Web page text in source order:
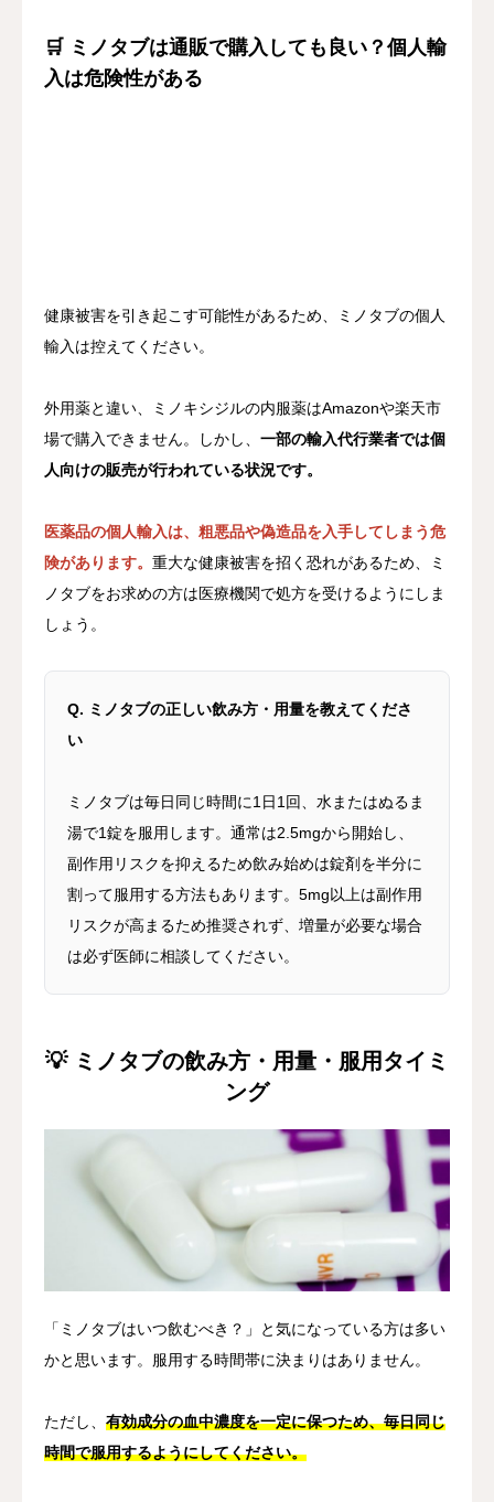
🛒 ミノタブは通販で購入しても良い？個人輸
入は危険性がある
健康被害を引き起こす可能性があるため、ミノタブの個人
輸入は控えてください。
外用薬と違い、ミノキシジルの内服薬はAmazonや楽天市
場で購入できません。しかし、 一部の輸入代行業者では個
人向けの販売が行われている状況です。
医薬品の個人輸入は、粗悪品や偽造品を入手してしまう危
険があります。 重大な健康被害を招く恐れがあるため、ミ
ノタブをお求めの方は医療機関で処方を受けるようにしま
しょう。
Q. ミノタブの正しい飲み方・用量を教えてくださ
い
ミノタブは毎日同じ時間に1日1回、水またはぬるま
湯で1錠を服用します。通常は2.5mgから開始し、
副作用リスクを抑えるため飲み始めは錠剤を半分に
割って服用する方法もあります。5mg以上は副作用
リスクが高まるため推奨されず、増量が必要な場合
は必ず医師に相談してください。
💡 ミノタブの飲み方・用量・服用タイミ
ング
「ミノタブはいつ飲むべき？」と気になっている方は多い
かと思います。服用する時間帯に決まりはありません。
ただし、 有効成分の血中濃度を一定に保つため、毎日同じ
時間で服用するようにしてください。